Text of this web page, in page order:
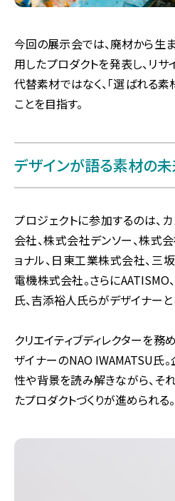
今回の展示会では、廃材から生
用したプロダクトを発表し、リ
代替素材ではなく、「選ばれる
ことを目指す。
デザインが語る素材の
プロジェクトに参加するのは、
会社、株式会社デンソー、株式
ョナル、日東工業株式会社、三
電機株式会社。さらにAATISMO
氏、吉添裕人氏らがデザイナーと
クリエイティブディレクターを務
ザイナーのNAO IWAMATSU氏
性や背景を読み解きながら、そ
たプロダクトづくりが進められる。